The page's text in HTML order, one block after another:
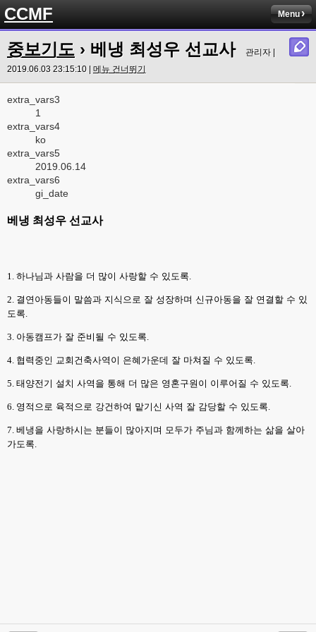
CCMF Menu
중보기도 › 베냉 최성우 선교사
관리자 |
2019.06.03 23:15:10 | 메뉴 건너뛰기
extra_vars3
1
extra_vars4
ko
extra_vars5
2019.06.14
extra_vars6
gi_date
베냉 최성우 선교사
1. 하나님과 사람을 더 많이 사랑할 수 있도록.
2. 결연아동들이 말씀과 지식으로 잘 성장하며 신규아동을 잘 연결할 수 있
도록.
3. 아동캠프가 잘 준비될 수 있도록.
4. 협력중인 교회건축사역이 은혜가운데 잘 마쳐질 수 있도록.
5. 태양전기 설치 사역을 통해 더 많은 영혼구원이 이루어질 수 있도록.
6. 영적으로 육적으로 강건하여 맡기신 사역 잘 감당할 수 있도록.
7. 베냉을 사랑하시는 분들이 많아지며 모두가 주님과 함께하는 삶을 살아
가도록.